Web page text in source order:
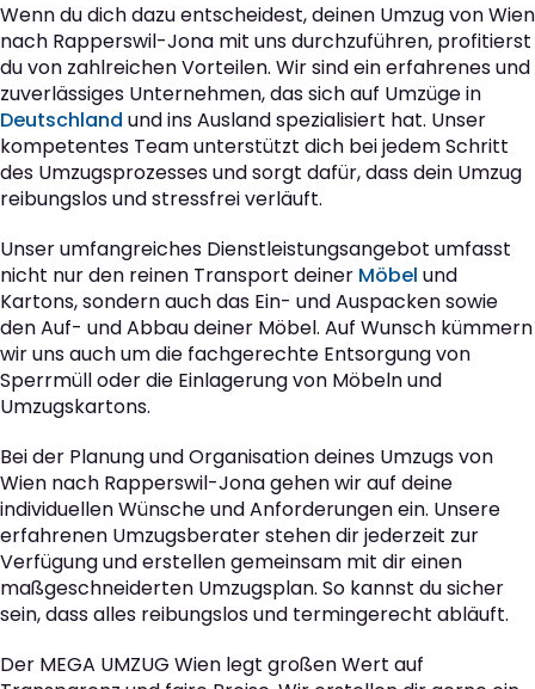
Wenn du dich dazu entscheidest, deinen Umzug von Wien
nach Rapperswil-Jona mit uns durchzuführen, profitierst
du von zahlreichen Vorteilen. Wir sind ein erfahrenes und
zuverlässiges Unternehmen, das sich auf Umzüge in
Deutschland und ins Ausland spezialisiert hat. Unser
kompetentes Team unterstützt dich bei jedem Schritt
des Umzugsprozesses und sorgt dafür, dass dein Umzug
reibungslos und stressfrei verläuft.
Unser umfangreiches Dienstleistungsangebot umfasst
nicht nur den reinen Transport deiner Möbel und
Kartons, sondern auch das Ein- und Auspacken sowie
den Auf- und Abbau deiner Möbel. Auf Wunsch kümmern
wir uns auch um die fachgerechte Entsorgung von
Sperrmüll oder die Einlagerung von Möbeln und
Umzugskartons.
Bei der Planung und Organisation deines Umzugs von
Wien nach Rapperswil-Jona gehen wir auf deine
individuellen Wünsche und Anforderungen ein. Unsere
erfahrenen Umzugsberater stehen dir jederzeit zur
Verfügung und erstellen gemeinsam mit dir einen
maßgeschneiderten Umzugsplan. So kannst du sicher
sein, dass alles reibungslos und termingerecht abläuft.
Der MEGA UMZUG Wien legt großen Wert auf